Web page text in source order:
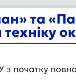
та
початку